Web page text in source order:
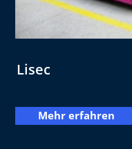
Lisec
Mehr erfahren